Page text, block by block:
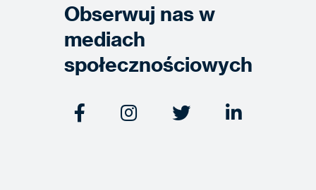
Obserwuj nas w
mediach
społecznościowych
   